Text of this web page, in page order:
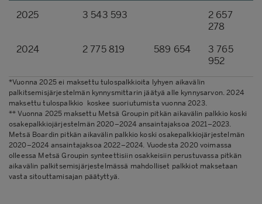
2025 3 543 593
2 657
278
2024 2 775 819 589 654
3 765
952
*Vuonna 2025 ei maksettu tulospalkkioita lyhyen aikavälin
palkitsemisjärjestelmän kynnysmittarin jäätyä alle kynnysarvon. 2024
maksettu tulospalkkio koskee suoriutumista vuonna 2023.
** Vuonna 2025 maksettu Metsä Groupin pitkän aikavälin palkkio koski
osakepalkkiojärjestelmän 2020–2024 ansaintajaksoa 2021–2023.
Metsä Boardin pitkän aikavälin palkkio koski osakepalkkiojärjestelmän
2020–2024 ansaintajaksoa 2022–2024. Vuodesta 2020 voimassa
olleessa Metsä Groupin synteettisiin osakkeisiin perustuvassa pitkän
aikavälin palkitsemisjärjestelmässä mahdolliset palkkiot maksetaan
vasta sitouttamisajan päätyttyä.